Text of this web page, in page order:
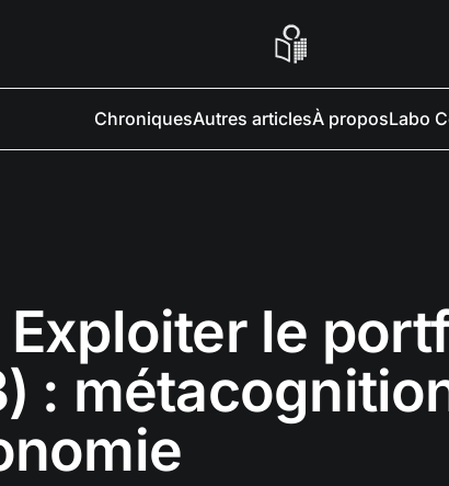
ChroniquesAutres articlesÀ proposLabo
Exploiter le
: